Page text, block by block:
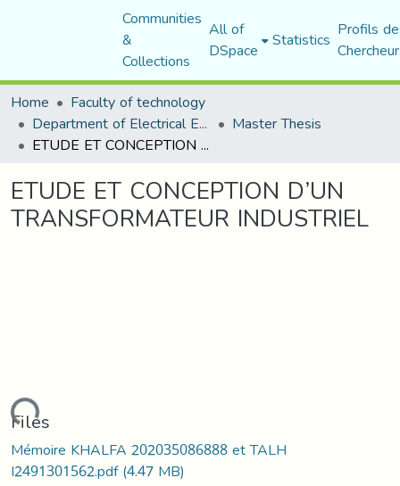
Communities
&
Collections
All of
DSpace Statistics Profils
Home
Faculty of technology
Department of Electrical Engineering Master Thesis
ETUDE ET CONCEPTION D’UN TRANSFORMATEUR INDUSTRIEL
ETUDE ET CONCEPTION D’UN
TRANSFORMATEUR INDUSTRIEL
Files
Mémoire KHALFA 202035086888 et TALH
I2491301562.pdf(4.47 MB)